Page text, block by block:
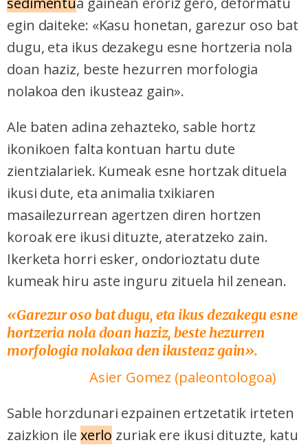
egin daiteke: «Kasu honetan, garezur oso bat
dugu, eta ikus dezakegu esne hortzeria nola
doan haziz, beste hezurren morfologia
nolakoa den ikusteaz gain».
Ale baten adina zehazteko, sable hortz
ikonikoen falta kontuan hartu dute
zientzialariek. Kumeak esne hortzak dituela
ikusi dute, eta animalia txikiaren
masailezurrean agertzen diren hortzen
koroak ere ikusi dituzte, ateratzeko zain.
Ikerketa horri esker, ondorioztatu dute
kumeak hiru aste inguru zituela hil zenean.
«Garezur oso bat dugu, eta ikus dezakegu esne
hortzeria nola doan haziz, beste hezurren
morfologia nolakoa den ikusteaz gain».
Asier Gomez (paleontologoa)
Sable horzdunari ezpainen ertzetatik irteten
zaizkion ile xerlo zuriak ere ikusi dituzte, katu